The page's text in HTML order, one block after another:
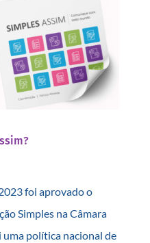
foi aprovado o
Simples na Câmara
política nacional de